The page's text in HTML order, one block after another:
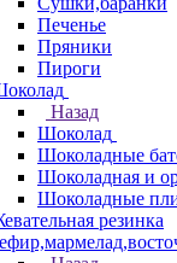
Печенье
Пряники
Пироги
Назад
Шоколад
Шоколадные
Шоколадная и
Шоколадные
резинка